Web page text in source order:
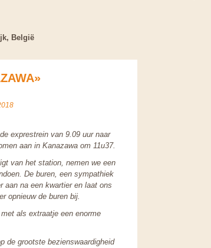
België
exprestrein van 9.09 uur naar
aan in Kanazawa om 11u37.
van het station, nemen we een
De buren, een sympathiek
aan na een kwartier en laat ons
opnieuw de buren bij.
als extraatje een enorme
de grootste bezienswaardigheid